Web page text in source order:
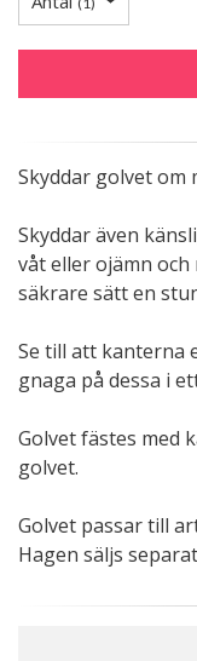
Skyddar golvet om
Skyddar även
våt eller ojämn
säkrare sätt en
Se till att kanterna
gnaga på dessa i
Golvet fästes med
golvet.
Golvet passar till
Hagen säljs